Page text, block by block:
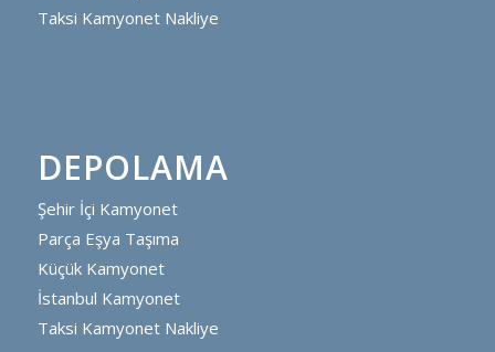
Taksi Kamyonet Nakliye
DEPOLAMA
Şehir İçi Kamyonet
Parça Eşya Taşıma
Küçük Kamyonet
İstanbul Kamyonet
Taksi Kamyonet Nakliye